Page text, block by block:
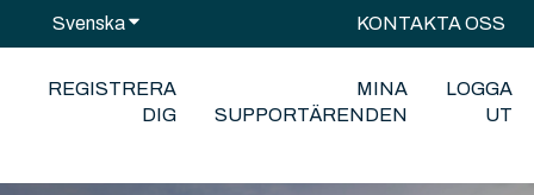
SvenskaVisa undermenyer för översättningarKONTAKTA OSS
REGISTRERA
DIG
MINA
SUPPORTÄRENDEN
LOGGA
UT